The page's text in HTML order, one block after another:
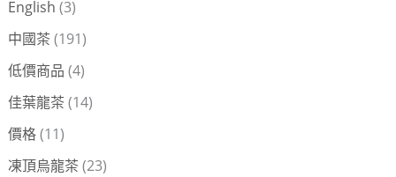
English (3)
中國茶 (191)
低價商品 (4)
佳葉龍茶 (14)
價格(11)
凍頂烏龍茶 (23)